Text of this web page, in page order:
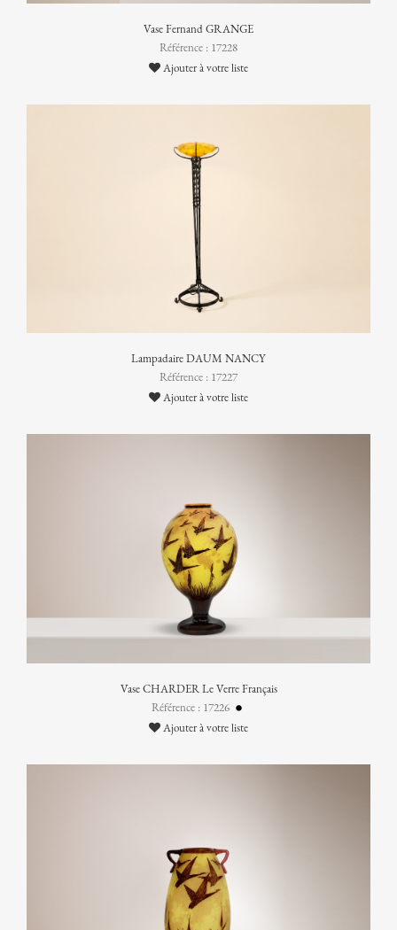
Vase Fernand GRANGE
Référence : 17228
Ajouter à votre liste
Lampadaire DAUM NANCY
Référence : 17227
Ajouter à votre liste
Vase CHARDER Le Verre Français
Référence : 17226
Ajouter à votre liste